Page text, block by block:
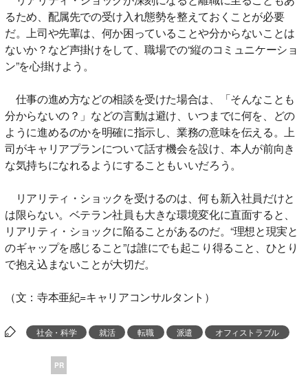
るため、配属先での受け入れ態勢を整えておくことが必要
だ。上司や先輩は、何か困っていることや分からないことは
ないか？など声掛けをして、職場での“縦のコミュニケーショ
ン”を心掛けよう。
仕事の進め方などの相談を受けた場合は、「そんなことも
分からないの？」などの言動は避け、いつまでに何を、どの
ように進めるのかを明確に指示し、業務の意味を伝える。上
司がキャリアプランについて話す機会を設け、本人が前向き
な気持ちになれるようにすることもいいだろう。
リアリティ・ショックを受けるのは、何も新入社員だけと
は限らない。ベテラン社員も大きな環境変化に直面すると、
リアリティ・ショックに陥ることがあるのだ。“理想と現実と
のギャップを感じること”は誰にでも起こり得ること、ひとり
で抱え込まないことが大切だ。
（文：寺本亜紀=キャリアコンサルタント）
社会・科学 就活 転職 派遣 オフィストラブル
PR